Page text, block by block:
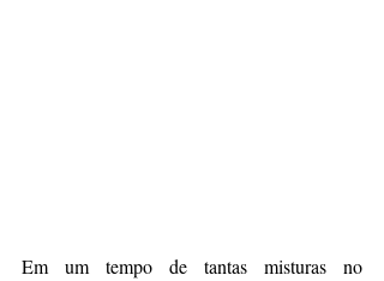
Em um tempo de tantas misturas no